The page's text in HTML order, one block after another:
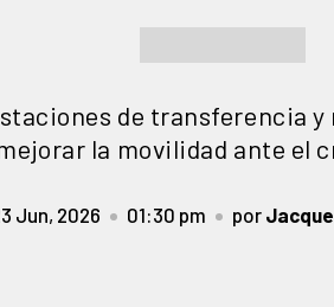
de transferencia
la movilidad ante el
Jun, 2026 01:30 pm por